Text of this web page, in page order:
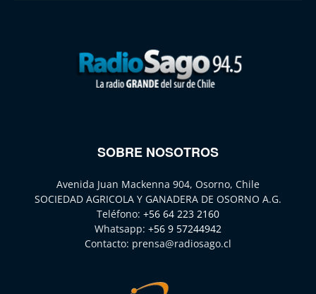
SOBRE NOSOTROS
Avenida Juan Mackenna 904, Osorno, Chile
SOCIEDAD AGRICOLA Y GANADERA DE OSORNO A.G.
Teléfono: +56 64 223 2160
Whatsapp: +56 9 57244942
Contacto: prensa@radiosago.cl